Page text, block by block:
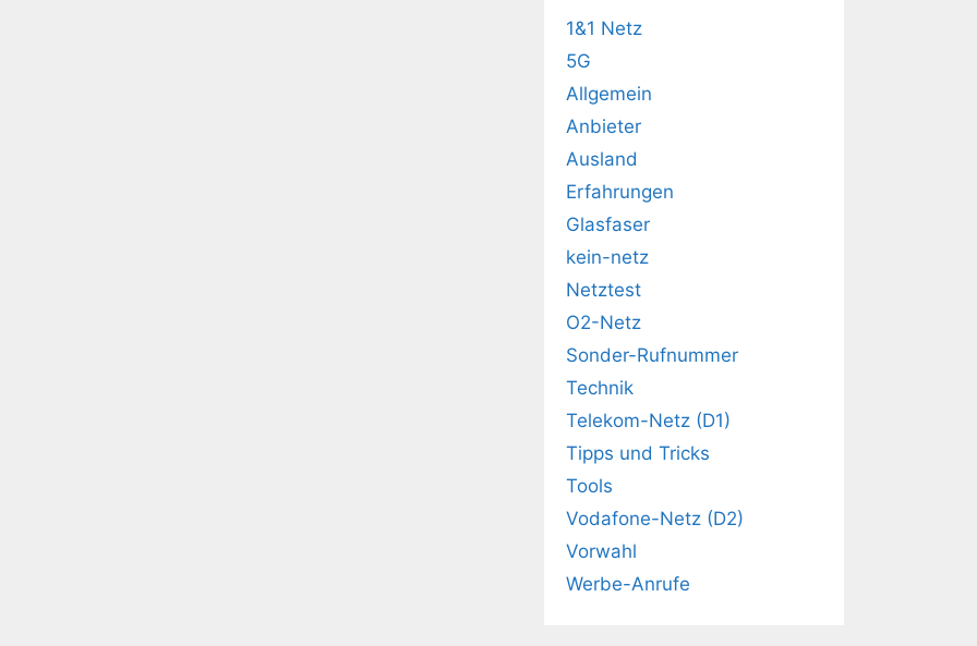
1&1 Netz
5G
Allgemein
Anbieter
Ausland
Erfahrungen
Glasfaser
kein-netz
Netztest
O2-Netz
Sonder-Rufnummer
Technik
Telekom-Netz (D1)
Tipps und Tricks
Tools
Vodafone-Netz (D2)
Vorwahl
Werbe-Anrufe